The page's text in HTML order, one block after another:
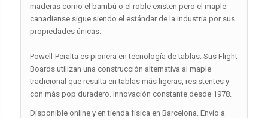
maderas como el bambú o el roble existen pero el maple
canadiense sigue siendo el estándar de la industria por sus
propiedades únicas.
Powell-Peralta es pionera en tecnología de tablas. Sus Flight
Boards utilizan una construcción alternativa al maple
tradicional que resulta en tablas más ligeras, resistentes y
con más pop duradero. Innovación constante desde 1978.
Disponible online y en tienda física en Barcelona. Envío a